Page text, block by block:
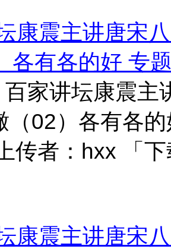
康震主讲唐宋
各有各的好 专
家讲坛康震主
（02）各有各
传者：hxx 「
康震主讲唐宋